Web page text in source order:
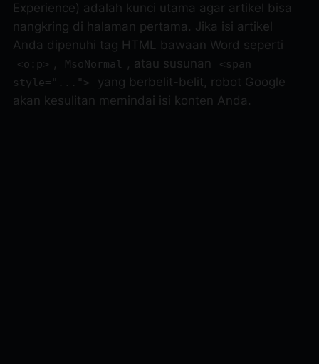
Experience) adalah kunci utama agar artikel bisa
nangkring di halaman pertama. Jika isi artikel
Anda dipenuhi tag HTML bawaan Word seperti
<o:p> MsoNormal , atau susunan
<span
style="...">
yang berbelit-belit, robot Google
akan kesulitan memindai isi konten Anda.